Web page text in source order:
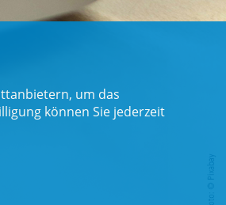
um das
können Sie jederzeit